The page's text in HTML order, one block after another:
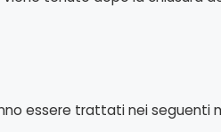
essere trattati nei seguenti